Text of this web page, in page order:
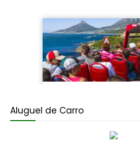
Aluguel de Carro